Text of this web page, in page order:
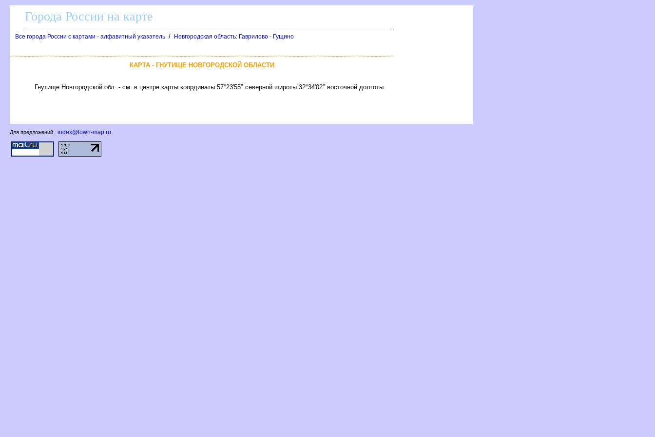
Города России на карте
се города России с картами - алфавитный указатель / Новгородская область: Гаврилово - Гущино
КАРТА - ГНУТИЩЕ НОВГОРОДСКОЙ ОБЛАСТИ
Гнутище Новгородской обл. - см. в центре карты координаты 57°23′55″ северной широты 32°34′02″ восточной долготы
Для предложений: index@town-map.ru